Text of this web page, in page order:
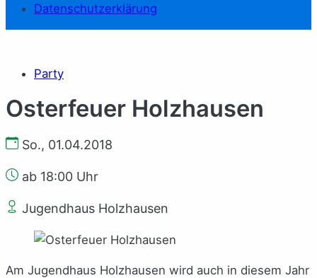
Datenschutzerklärung
Party
Osterfeuer Holzhausen
So., 01.04.2018
ab 18:00 Uhr
Jugendhaus Holzhausen
Am Jugendhaus Holzhausen wird auch in diesem Jahr